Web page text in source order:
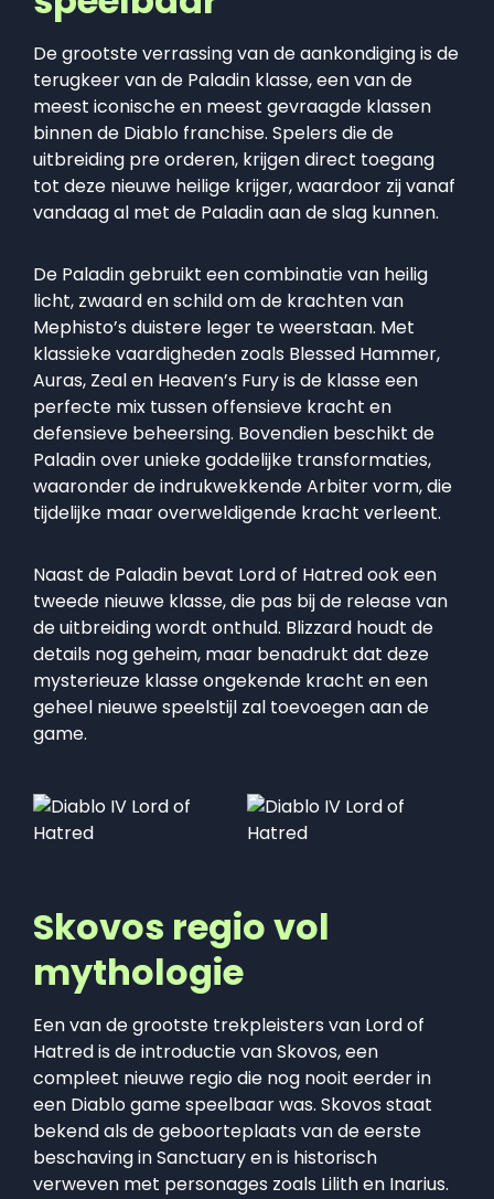
De grootste verrassing van de aankondiging is de
terugkeer van de Paladin klasse, een van de
meest iconische en meest gevraagde klassen
binnen de Diablo franchise. Spelers die de
uitbreiding pre orderen, krijgen direct toegang
tot deze nieuwe heilige krijger, waardoor zij vanaf
vandaag al met de Paladin aan de slag kunnen.
De Paladin gebruikt een combinatie van heilig
licht, zwaard en schild om de krachten van
Mephisto’s duistere leger te weerstaan. Met
klassieke vaardigheden zoals Blessed Hammer,
Auras, Zeal en Heaven’s Fury is de klasse een
perfecte mix tussen offensieve kracht en
defensieve beheersing. Bovendien beschikt de
Paladin over unieke goddelijke transformaties,
waaronder de indrukwekkende Arbiter vorm, die
tijdelijke maar overweldigende kracht verleent.
Naast de Paladin bevat Lord of Hatred ook een
tweede nieuwe klasse, die pas bij de release van
de uitbreiding wordt onthuld. Blizzard houdt de
details nog geheim, maar benadrukt dat deze
mysterieuze klasse ongekende kracht en een
geheel nieuwe speelstijl zal toevoegen aan de
game.
Skovos regio vol
mythologie
Een van de grootste trekpleisters van Lord of
Hatred is de introductie van Skovos, een
compleet nieuwe regio die nog nooit eerder in
een Diablo game speelbaar was. Skovos staat
bekend als de geboorteplaats van de eerste
beschaving in Sanctuary en is historisch
verweven met personages zoals Lilith en Inarius.